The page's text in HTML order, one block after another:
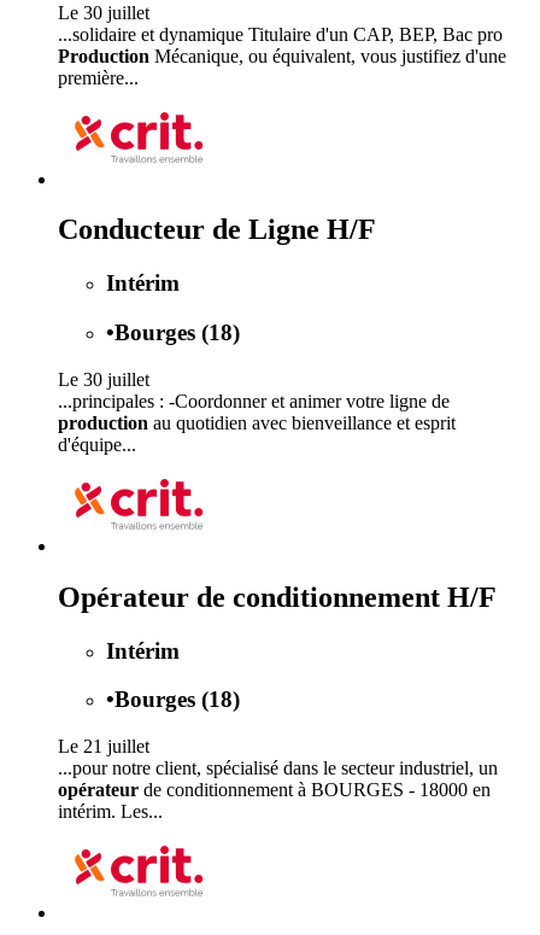
Le 30 juillet
...solidaire et dynamique Titulaire d'un CAP, BEP, Bac pro
Production Mécanique, ou équivalent, vous justifiez d'une
première...
Conducteur de Ligne H/F
Intérim
•Bourges (18)
Le 30 juillet
...principales : -Coordonner et animer votre ligne de
production au quotidien avec bienveillance et esprit
d'équipe...
Opérateur de conditionnement H/F
Intérim
•Bourges (18)
Le 21 juillet
...pour notre client, spécialisé dans le secteur industriel, un
opérateur de conditionnement à BOURGES - 18000 en
intérim. Les...